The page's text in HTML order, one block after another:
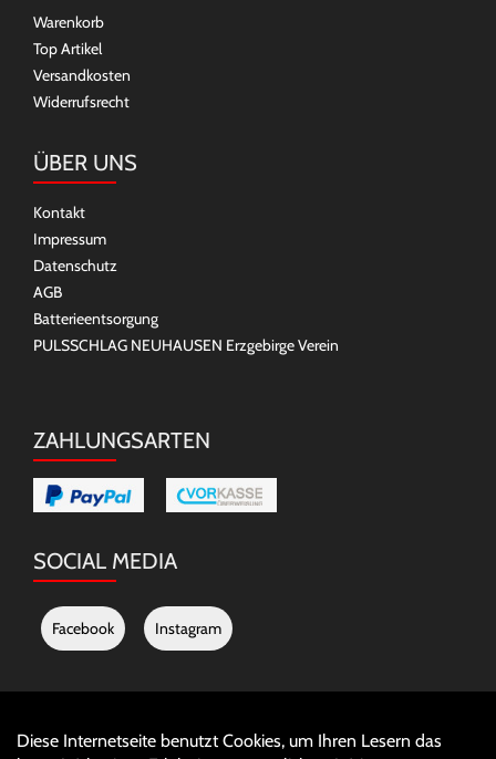
Warenkorb
Top Artikel
Versandkosten
Widerrufsrecht
ÜBER UNS
Kontakt
Impressum
Datenschutz
AGB
Batterieentsorgung
PULSSCHLAG NEUHAUSEN Erzgebirge Verein
ZAHLUNGSARTEN
SOCIAL MEDIA
Facebook Instagram
Diese Internetseite benutzt Cookies, um Ihren Lesern das
Auftrag widerrufen